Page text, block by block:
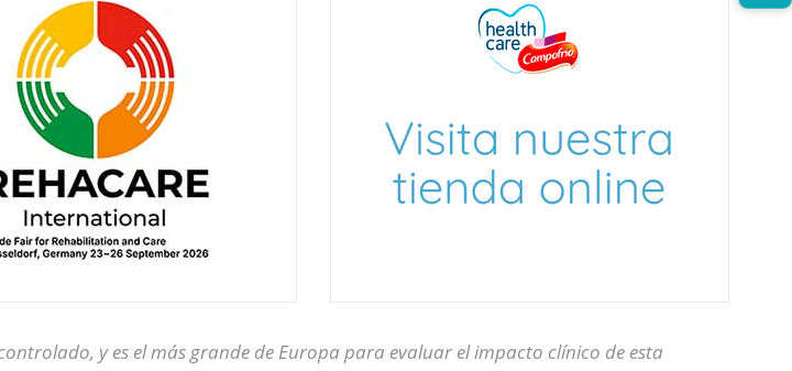
y es el más grande de Europa para evaluar el impacto clínico de esta